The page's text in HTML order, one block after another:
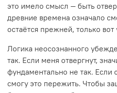
это имело смысл — быть
древние времена означало
остаётся прежней, только
Логика неосознанного
так. Если меня отвергнут,
фундаментально не так. Если
смогу это пережить. Чтобы